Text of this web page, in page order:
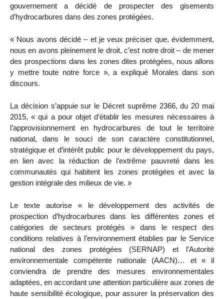
gouvernement a décidé de prospecter des gisements
d’hydrocarbures dans des zones protégées.
« Nous avons décidé – et je veux préciser que, évidemment,
nous en avons pleinement le droit, c’est notre droit – de mener
des prospections dans les zones dites protégées, nous allons
y mettre toute notre force », a expliqué Morales dans son
discours.
La décision s’appuie sur le Décret suprême 2366, du 20 mai
2015, « qui a pour objet d’établir les mesures nécessaires à
l’approvisionnement en hydrocarbures de tout le territoire
national, dans le souci de son caractère constitutionnel,
stratégique et d’intérêt public pour le développement du pays,
en lien avec la réduction de l’extrême pauvreté dans les
communautés qui habitent les zones protégées et avec la
gestion intégrale des milieux de vie. »
Le texte autorise « le développement des activités de
prospection d’hydrocarbures dans les différentes zones et
catégories de secteurs protégés » dans le respect des
conditions relatives à l’environnement établies par le Service
national des zones protégées (SERNAP) et l’Autorité
environnementale compétente nationale (AACN)… et « il
conviendra de prendre des mesures environnementales
adaptées, en accordant une attention particulière aux zones de
haute sensibilité écologique, pour assurer la préservation des